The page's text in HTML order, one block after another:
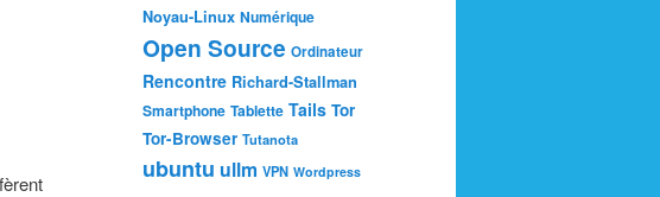
Noyau-Linux Numérique
Open Source Ordinateur
Rencontre Richard-Stallman
Smartphone Tablette Tails Tor
Tor-Browser Tutanota
ubuntu ullm VPN Wordpress